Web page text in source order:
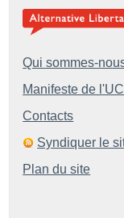
Qui sommes-
Manifeste de
Contacts
Syndiquer le
Plan du site